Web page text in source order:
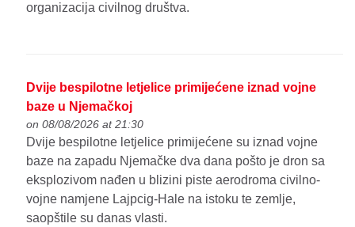
organizacija civilnog društva.
Dvije bespilotne letjelice primijećene iznad vojne
baze u Njemačkoj
on 08/08/2026 at 21:30
Dvije bespilotne letjelice primijećene su iznad vojne
baze na zapadu Njemačke dva dana pošto je dron sa
eksplozivom nađen u blizini piste aerodroma civilno-
vojne namjene Lajpcig-Hale na istoku te zemlje,
saopštile su danas vlasti.